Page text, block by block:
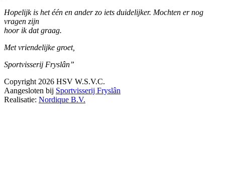
Hopelijk is het één en ander zo iets duidelijker. Mochten er nog
vragen zijn
hoor ik dat graag.
Met vriendelijke groet,
Sportvisserij Fryslân”
Copyright 2026 HSV W.S.V.C.
Aangesloten bij Sportvisserij Fryslân
Realisatie: Nordique B.V.